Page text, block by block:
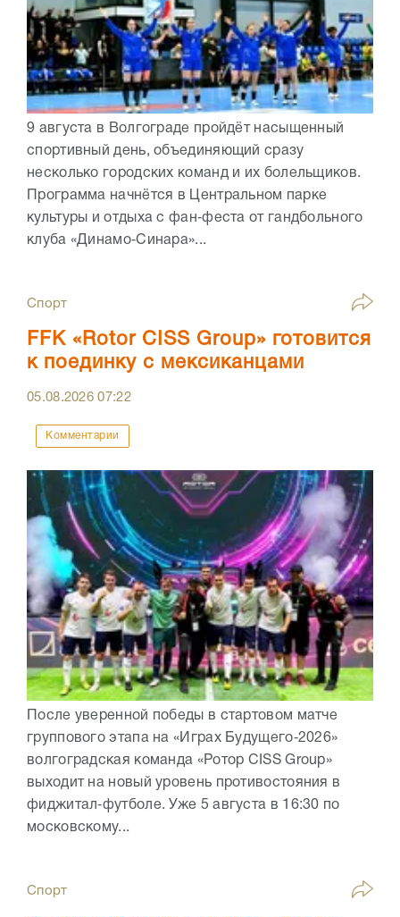
9 августа в Волгограде пройдёт насыщенный
спортивный день, объединяющий сразу
несколько городских команд и их болельщиков.
Программа начнётся в Центральном парке
культуры и отдыха с фан‑феста от гандбольного
клуба «Динамо‑Синара»...
Спорт
FFK «Rotor CISS Group» готовится
к поединку с мексиканцами
05.08.202607:22
Комментарии
После уверенной победы в стартовом матче
группового этапа на «Играх Будущего‑2026»
волгоградская команда «Ротор CISS Group»
выходит на новый уровень противостояния в
фиджитал‑футболе. Уже 5 августа в 16:30 по
московскому...
Спорт